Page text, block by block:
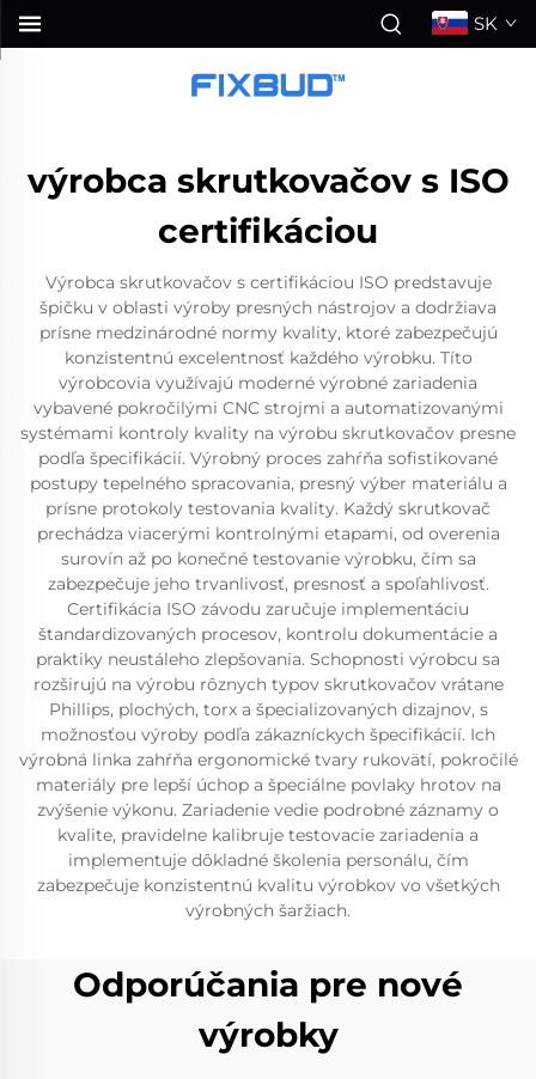
SK
výrobca skrutkovačov s ISO
certifikáciou
Výrobca skrutkovačov s certifikáciou ISO predstavuje
špičku v oblasti výroby presných nástrojov a dodržiava
prísne medzinárodné normy kvality, ktoré zabezpečujú
konzistentnú excelentnosť každého výrobku. Títo
výrobcovia využívajú moderné výrobné zariadenia
vybavené pokročilými CNC strojmi a automatizovanými
systémami kontroly kvality na výrobu skrutkovačov presne
podľa špecifikácií. Výrobný proces zahŕňa sofistikované
postupy tepelného spracovania, presný výber materiálu a
prísne protokoly testovania kvality. Každý skrutkovač
prechádza viacerými kontrolnými etapami, od overenia
surovín až po konečné testovanie výrobku, čím sa
zabezpečuje jeho trvanlivosť, presnosť a spoľahlivosť.
Certifikácia ISO závodu zaručuje implementáciu
štandardizovaných procesov, kontrolu dokumentácie a
praktiky neustáleho zlepšovania. Schopnosti výrobcu sa
rozširujú na výrobu rôznych typov skrutkovačov vrátane
Phillips, plochých, torx a špecializovaných dizajnov, s
možnosťou výroby podľa zákazníckych špecifikácií. Ich
výrobná linka zahŕňa ergonomické tvary rukovätí, pokročilé
materiály pre lepší úchop a špeciálne povlaky hrotov na
zvýšenie výkonu. Zariadenie vedie podrobné záznamy o
kvalite, pravidelne kalibruje testovacie zariadenia a
implementuje dôkladné školenia personálu, čím
zabezpečuje konzistentnú kvalitu výrobkov vo všetkých
výrobných šaržiach.
Odporúčania pre nové
výrobky